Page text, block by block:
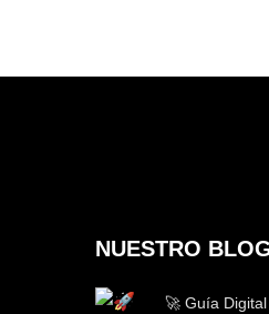
NUESTRO
🚀 Guía